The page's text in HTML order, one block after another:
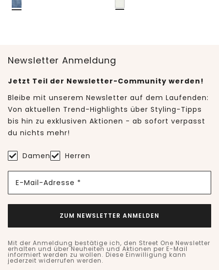
Newsletter Anmeldung
Jetzt Teil der Newsletter-Community werden!
Bleibe mit unserem Newsletter auf dem Laufenden:
Von aktuellen Trend-Highlights über Styling-Tipps
bis hin zu exklusiven Aktionen - ab sofort verpasst
du nichts mehr!
Damen Herren
E-Mail-Adresse *
ZUM NEWSLETTER ANMELDEN
Mit der Anmeldung bestätige ich, den Street One Newsletter
erhalten und über Neuheiten und Aktionen per E-Mail
informiert werden zu wollen. Diese Einwilligung kann
jederzeit widerrufen werden.